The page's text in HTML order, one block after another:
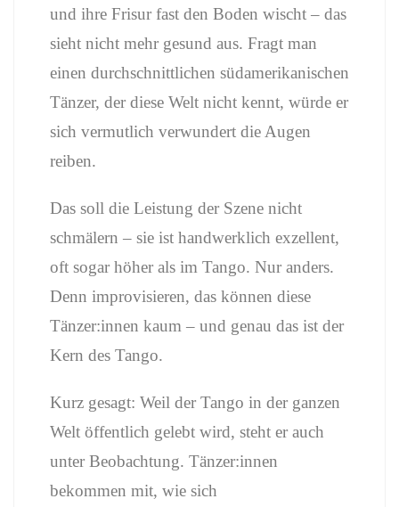
und ihre Frisur fast den Boden wischt – das
sieht nicht mehr gesund aus. Fragt man
einen durchschnittlichen südamerikanischen
Tänzer, der diese Welt nicht kennt, würde er
sich vermutlich verwundert die Augen
reiben.
Das soll die Leistung der Szene nicht
schmälern – sie ist handwerklich exzellent,
oft sogar höher als im Tango. Nur anders.
Denn improvisieren, das können diese
Tänzer:innen kaum – und genau das ist der
Kern des Tango.
Kurz gesagt: Weil der Tango in der ganzen
Welt öffentlich gelebt wird, steht er auch
unter Beobachtung. Tänzer:innen
bekommen mit, wie sich